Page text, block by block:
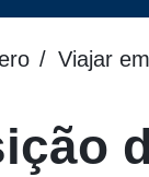
Viajar